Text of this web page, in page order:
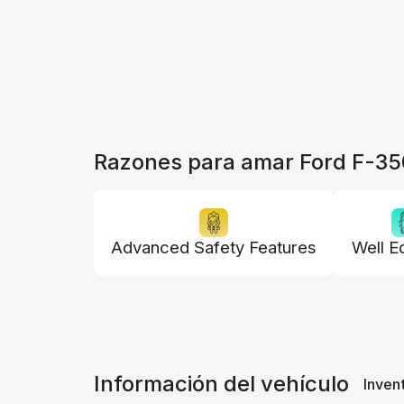
Razones para amar Ford F-
Advanced Safety Features Well
Información del vehículo